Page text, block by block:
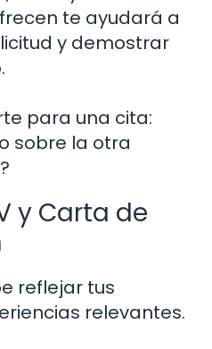
te ayudará a
y demostrar
para una cita:
sobre la otra
y Carta de
reflejar tus
relevantes.